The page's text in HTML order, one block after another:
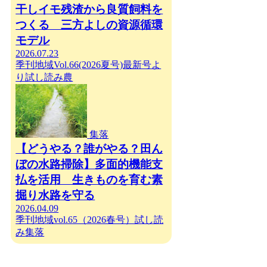
干しイモ残渣から良質飼料を
つくる 三方よしの資源循環
モデル
2026.07.23
季刊地域Vol.66(2026夏号)最新号よ
り試し読み農
集落
【どうやる？誰がやる？田ん
ぼの水路掃除】多面的機能支
払を活用 生きものを育む素
掘り水路を守る
2026.04.09
季刊地域vol.65（2026春号）試し読
み集落